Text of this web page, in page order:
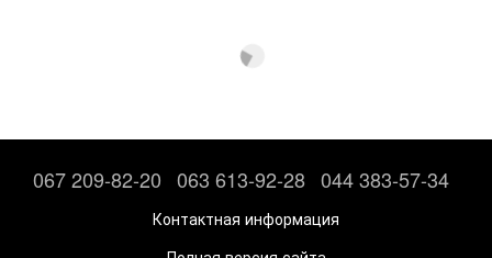
067 209-82-20 063 613-92-28 044 383-57-34
Контактная информация